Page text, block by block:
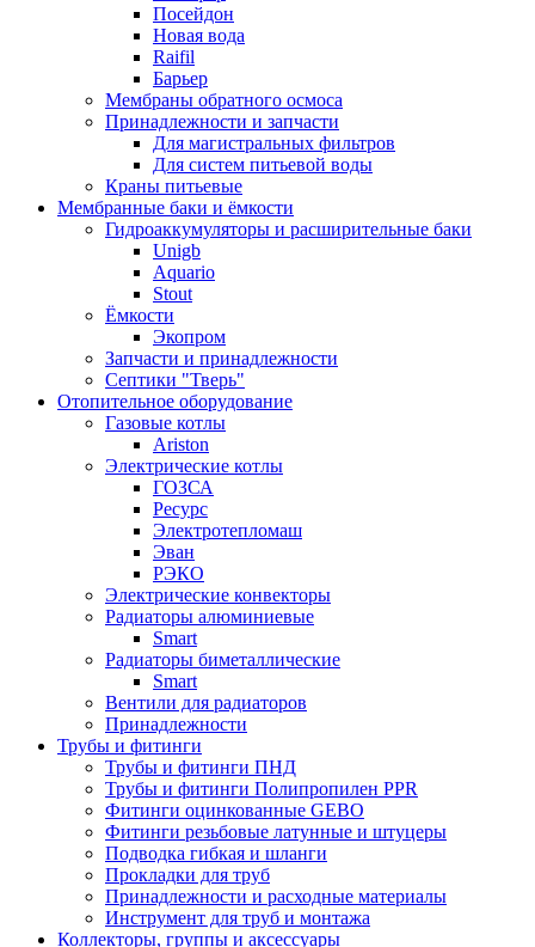
Посейдон
Новая вода
Raifil
Барьер
Мембраны обратного осмоса
Принадлежности и запчасти
Для магистральных фильтров
Для систем питьевой воды
Краны питьевые
Мембранные баки и ёмкости
Гидроаккумуляторы и расширительные баки
Unigb
Aquario
Stout
Ёмкости
Экопром
Запчасти и принадлежности
Септики "Тверь"
Отопительное оборудование
Газовые котлы
Ariston
Электрические котлы
ГОЗСА
Ресурс
Электротепломаш
Эван
РЭКО
Электрические конвекторы
Радиаторы алюминиевые
Smart
Радиаторы биметаллические
Smart
Вентили для радиаторов
Принадлежности
Трубы и фитинги
Трубы и фитинги ПНД
Трубы и фитинги Полипропилен PPR
Фитинги оцинкованные GEBO
Фитинги резьбовые латунные и штуцеры
Подводка гибкая и шланги
Прокладки для труб
Принадлежности и расходные материалы
Инструмент для труб и монтажа
Коллекторы, группы и аксессуары